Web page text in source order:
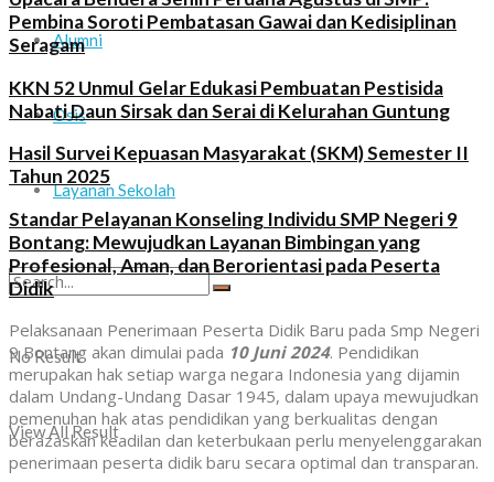
Alumni
Osis
Layanan Sekolah
No Result
View All Result
Pembina Soroti Pembatasan Gawai dan Kedisiplinan
Seragam
KKN 52 Unmul Gelar Edukasi Pembuatan Pestisida
Nabati Daun Sirsak dan Serai di Kelurahan Guntung
Hasil Survei Kepuasan Masyarakat (SKM) Semester II
Tahun 2025
Standar Pelayanan Konseling Individu SMP Negeri 9
Bontang: Mewujudkan Layanan Bimbingan yang
Profesional, Aman, dan Berorientasi pada Peserta
Didik
Pelaksanaan Penerimaan Peserta Didik Baru pada Smp Negeri
9 Bontang akan dimulai pada 10 Juni 2024. Pendidikan
merupakan hak setiap warga negara Indonesia yang dijamin
dalam Undang-Undang Dasar 1945, dalam upaya mewujudkan
pemenuhan hak atas pendidikan yang berkualitas dengan
berazaskan keadilan dan keterbukaan perlu menyelenggarakan
penerimaan peserta didik baru secara optimal dan transparan.